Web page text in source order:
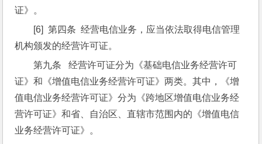
证》。
[6]  第四条  经营电信业务，应当依法取得电信管理
机构颁发的经营许可证。
第九条   经营许可证分为《基础电信业务经营许可
证》和《增值电信业务经营许可证》两类。其中，《增
值电信业务经营许可证》分为《跨地区增值电信业务经
营许可证》和省、自治区、直辖市范围内的《增值电信
业务经营许可证》。